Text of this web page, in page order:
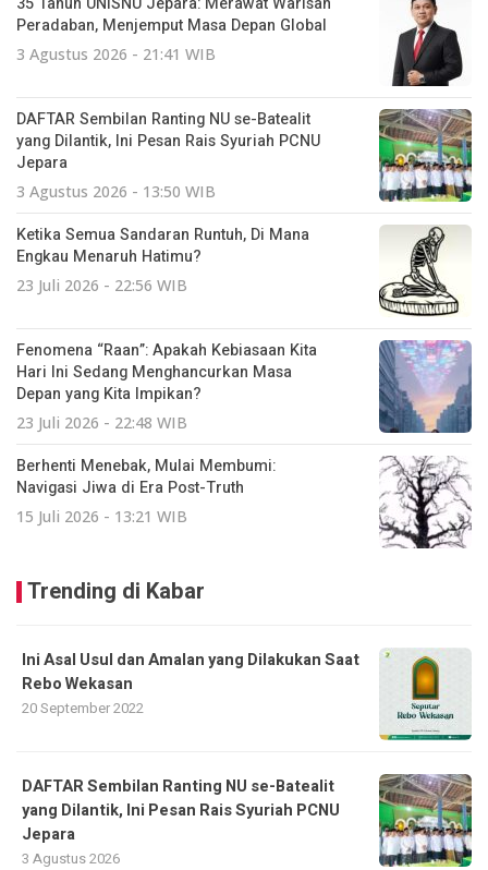
Peradaban, Menjemput Masa Depan Global
3 Agustus 2026 - 21:41 WIB
DAFTAR Sembilan Ranting NU se-Batealit
yang Dilantik, Ini Pesan Rais Syuriah PCNU
Jepara
3 Agustus 2026 - 13:50 WIB
Ketika Semua Sandaran Runtuh, Di Mana
Engkau Menaruh Hatimu?
23 Juli 2026 - 22:56 WIB
Fenomena “Raan”: Apakah Kebiasaan Kita
Hari Ini Sedang Menghancurkan Masa
Depan yang Kita Impikan?
23 Juli 2026 - 22:48 WIB
Berhenti Menebak, Mulai Membumi:
Navigasi Jiwa di Era Post-Truth
15 Juli 2026 - 13:21 WIB
Trending di Kabar
Ini Asal Usul dan Amalan yang Dilakukan Saat
Rebo Wekasan
20 September 2022
DAFTAR Sembilan Ranting NU se-Batealit
yang Dilantik, Ini Pesan Rais Syuriah PCNU
Jepara
3 Agustus 2026